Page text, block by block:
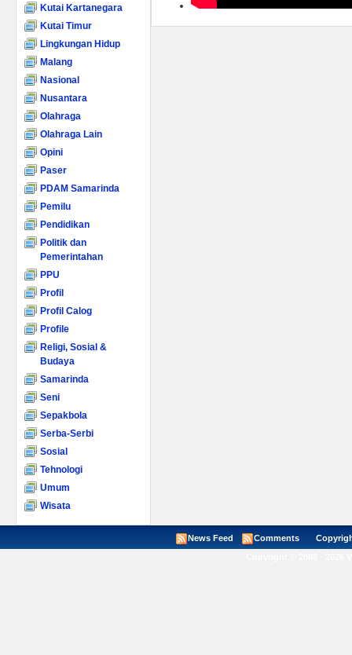
Kutai Kartanegara
Kutai Timur
Lingkungan Hidup
Malang
Nasional
Nusantara
Olahraga
Olahraga Lain
Opini
Paser
PDAM Samarinda
Pemilu
Pendidikan
Politik dan
Pemerintahan
PPU
Profil
Profil Calog
Profile
Religi, Sosial &
Budaya
Samarinda
Seni
Sepakbola
Serba-Serbi
Sosial
Tehnologi
Umum
Wisata
News Feed Comments Copyright